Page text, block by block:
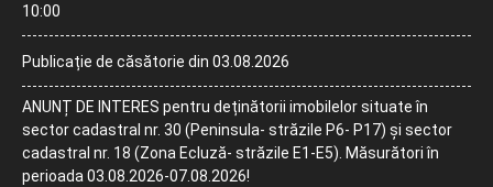
10:00
Publicație de căsătorie din 03.08.2026
ANUNȚ DE INTERES pentru deținătorii imobilelor situate în
sector cadastral nr. 30 (Peninsula- străzile P6- P17) și sector
cadastral nr. 18 (Zona Ecluză- străzile E1-E5). Măsurători în
perioada 03.08.2026-07.08.2026!